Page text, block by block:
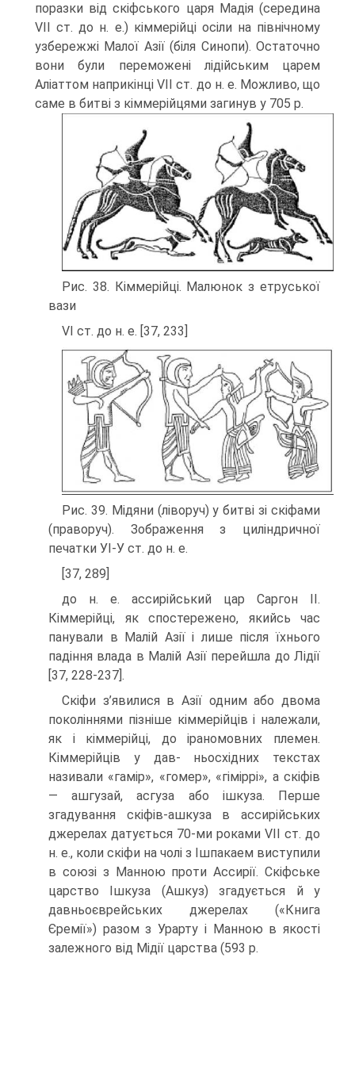
поразки від скіфського царя Мадія (середина
VII ст. до н. е.) кіммерійці осіли на північному
узбережжі Малої Азії (біля Синопи). Остаточно
вони були переможені лідійським царем
Аліаттом наприкінці VII ст. до н. е. Можливо, що
саме в битві з кіммерійцями загинув у 705 р.
Рис. 38. Кіммерійці. Малюнок з етруської
вази
VI ст. до н. е. [37, 233]
Рис. 39. Мідяни (ліворуч) у битві зі скіфами
(праворуч). Зображення з циліндричної
печатки УІ-У ст. до н. е.
[37, 289]
до н. е. ассирійський цар Саргон II.
Кіммерійці, як спостережено, якийсь час
панували в Малій Азії і лише після їхнього
падіння влада в Малій Азії пе­рейшла до Лідії
[37, 228-237].
Скіфи з’явилися в Азії одним або двома
поколіннями пізніше кіммерій­ців і належали,
як і кіммерійці, до іраномовних племен.
Кіммерійців у дав- ньосхідних текстах
називали «гамір», «гомер», «гіміррі», а скіфів
— ашгузай, асгуза або ішкуза. Перше
згадування скіфів-ашкуза в ассирійських
джере­лах датується 70-ми роками VII ст. до
н. е., коли скіфи на чолі з Ішпакаем виступили
в союзі з Манною проти Ас­сирії. Скіфське
царство Ішкуза (Ашкуз) згадується й у
давньоєврейських дже­релах («Книга
Єремії») разом з Урар­ту і Манною в якості
залежного від Мідії царства (593 р.